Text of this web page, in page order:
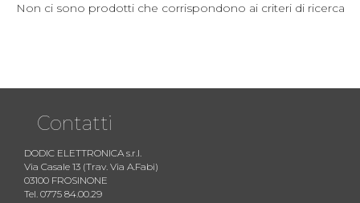
Non ci sono prodotti che corrispondono ai criteri di ricerca
Contatti
DODIC ELETTRONICA s.r.l.
Via Casale 13 (Trav. Via A.Fabi)
03100 FROSINONE
Tel. 0775 84.00.29